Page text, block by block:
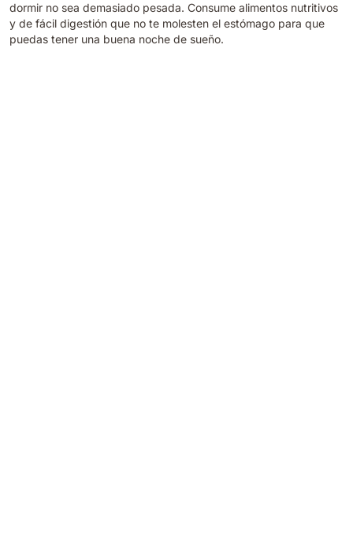
dormir no sea demasiado pesada. Consume alimentos nutritivos
y de fácil digestión que no te molesten el estómago para que
puedas tener una buena noche de sueño.